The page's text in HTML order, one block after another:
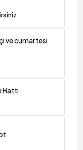
ve cumartesi
Hattı